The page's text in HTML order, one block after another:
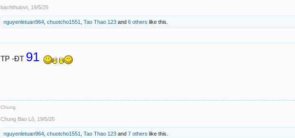
bachthulovt 19/5/25
nguyenletuan964 chuotcho1551 Tao Thao 123 and 6 others like this.
TP -ĐT 91
Chung
Chung Bao Lô 19/5/25
nguyenletuan964 chuotcho1551 Tao Thao 123 and 7 others like this.